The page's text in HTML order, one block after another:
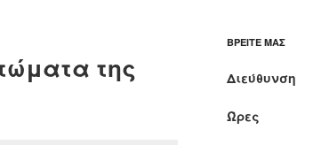
της
ΒΡΕΊΤΕ ΜΑΣ
Διεύθυνση
Ώρες